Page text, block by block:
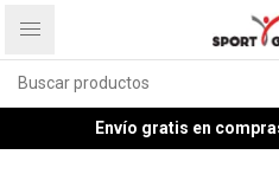
Envío gratis en